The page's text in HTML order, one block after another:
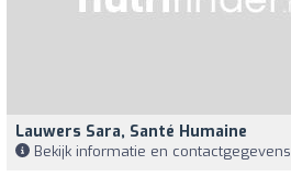
Lauwers Sara, Santé Humaine
Bekijk informatie en contactgegevens